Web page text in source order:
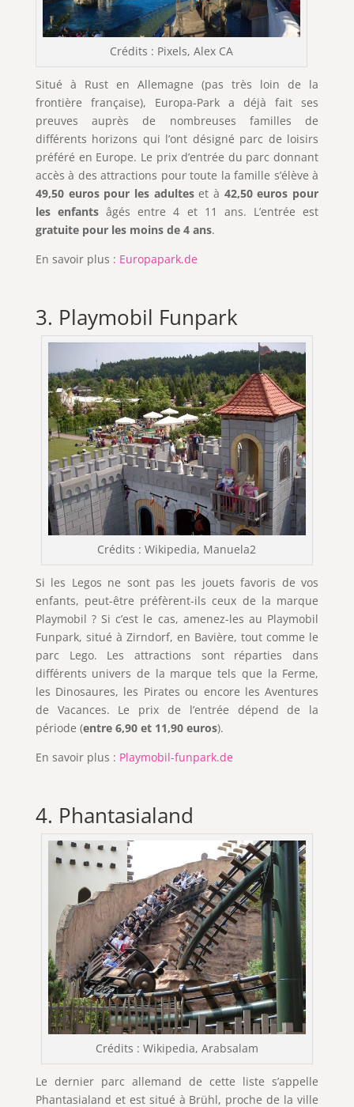
Crédits : Pixels, Alex CA
Situé à Rust en Allemagne (pas très loin de la
frontière française), Europa-Park a déjà fait ses
preuves auprès de nombreuses familles de
différents horizons qui l’ont désigné parc de loisirs
préféré en Europe. Le prix d’entrée du parc donnant
accès à des attractions pour toute la famille s’élève à
49,50 euros pour les adulteset à 42,50 euros pour
les enfantsâgés entre 4 et 11 ans. L’entrée est
gratuite pour les moins de 4 ans.
En savoir plus : Europapark.de
3. Playmobil Funpark
Crédits : Wikipedia, Manuela2
Si les Legos ne sont pas les jouets favoris de vos
enfants, peut-être préfèrent-ils ceux de la marque
Playmobil ? Si c’est le cas, amenez-les au Playmobil
Funpark, situé à Zirndorf, en Bavière, tout comme le
parc Lego. Les attractions sont réparties dans
différents univers de la marque tels que la Ferme,
les Dinosaures, les Pirates ou encore les Aventures
de Vacances. Le prix de l’entrée dépend de la
période (entre 6,90 et 11,90 euros).
En savoir plus : Playmobil-funpark.de
4. Phantasialand
Crédits : Wikipedia, Arabsalam
Le dernier parc allemand de cette liste s’appelle
Phantasialand et est situé à Brühl, proche de la ville